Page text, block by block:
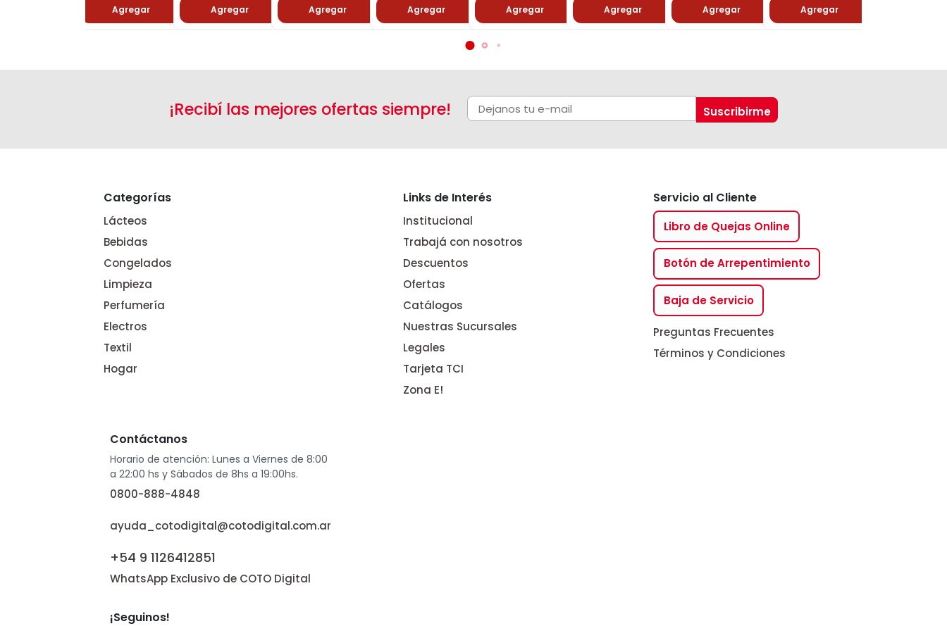
Agregar Agregar Agregar Agregar Agregar Agregar Agregar Agregar
¡Recibí las mejores ofertas siempre!
Categorías
Lácteos
Bebidas
Congelados
Limpieza
Perfumería
Electros
Textil
Hogar
Links de Interés
Institucional
Trabajá con nosotros
Descuentos
Ofertas
Catálogos
Nuestras Sucursales
Legales
Tarjeta TCI
Zona E!
Servicio al Cliente
Libro de Quejas Online
Botón de Arrepentimiento
Baja de Servicio
Preguntas Frecuentes
Términos y Condiciones
Contáctanos
Horario de atención: Lunes a Viernes de 8:00
a 22:00 hs y Sábados de 8hs a 19:00hs.
0800-888-4848
ayuda_cotodigital@cotodigital.com.ar
+54 9 1126412851
WhatsApp Exclusivo de COTO Digital
¡Seguinos!